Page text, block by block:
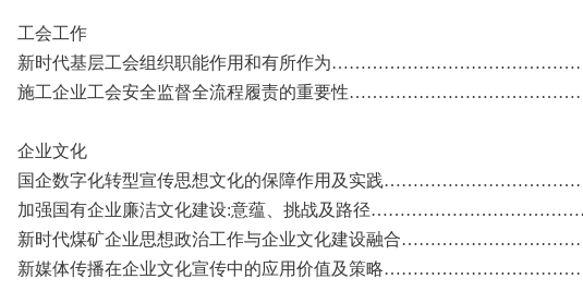
工会工作
新时代基层工会组织职能作用和有所作为
施工企业工会安全监督全流程履责的重要性
企业文化
国企数字化转型宣传思想文化的保障作用及实践
加强国有企业廉洁文化建设:意蕴、挑战及路径
新时代煤矿企业思想政治工作与企业文化建设融合
新媒体传播在企业文化宣传中的应用价值及策略